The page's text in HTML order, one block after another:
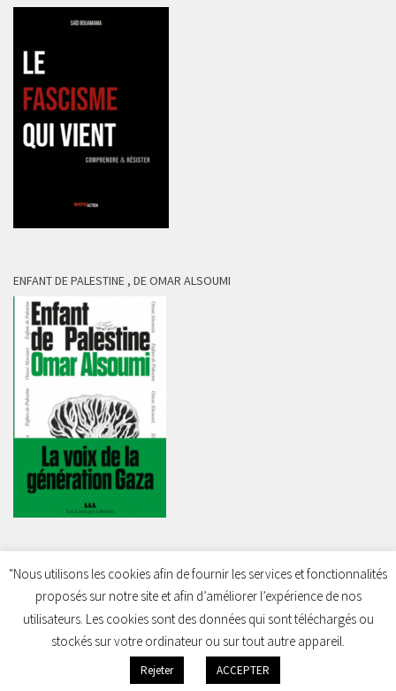
ENFANT DE PALESTINE , DE OMAR ALSOUMI
Charleroi Pour la Palestine © 2026. Tous droits réservés.
"Nous utilisons les cookies afin de fournir les services et fonctionnalités
proposés sur notre site et afin d’améliorer l’expérience de nos
utilisateurs. Les cookies sont des données qui sont téléchargés ou
stockés sur votre ordinateur ou sur tout autre appareil.
Rejeter ACCEPTER